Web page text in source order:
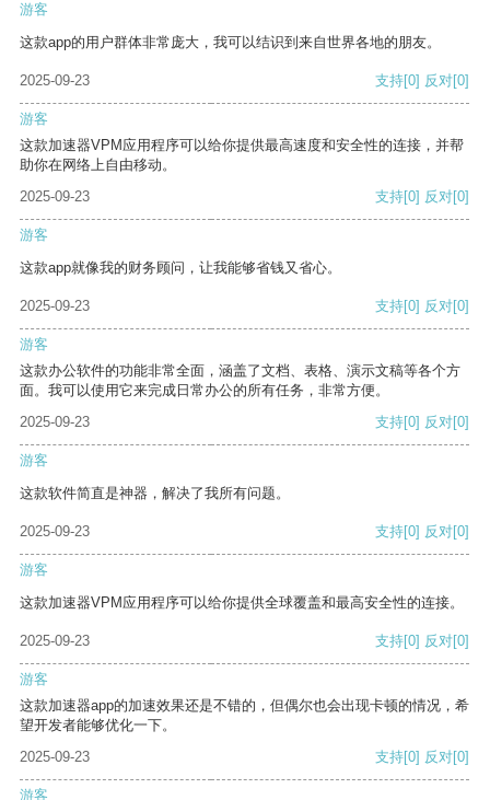
游客
这款app的用户群体非常庞大，我可以结识到来自世界各地的朋友。
2025-09-23 支持[0] 反对[0]
游客
这款加速器VPM应用程序可以给你提供最高速度和安全性的连接，并帮
助你在网络上自由移动。
2025-09-23
支持[0] 反对[0]
游客
这款app就像我的财务顾问，让我能够省钱又省心。
2025-09-23 支持[0] 反对[0]
游客
这款办公软件的功能非常全面，涵盖了文档、表格、演示文稿等各个方
面。我可以使用它来完成日常办公的所有任务，非常方便。
2025-09-23
支持[0] 反对[0]
游客
这款软件简直是神器，解决了我所有问题。
2025-09-23 支持[0] 反对[0]
游客
这款加速器VPM应用程序可以给你提供全球覆盖和最高安全性的连接。
2025-09-23 支持[0] 反对[0]
游客
这款加速器app的加速效果还是不错的，但偶尔也会出现卡顿的情况，希
望开发者能够优化一下。
2025-09-23
支持[0] 反对[0]
游客